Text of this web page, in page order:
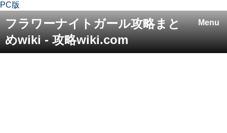
PC版
Menu
フラワーナイトガール攻略まと
めwiki - 攻略wiki.com